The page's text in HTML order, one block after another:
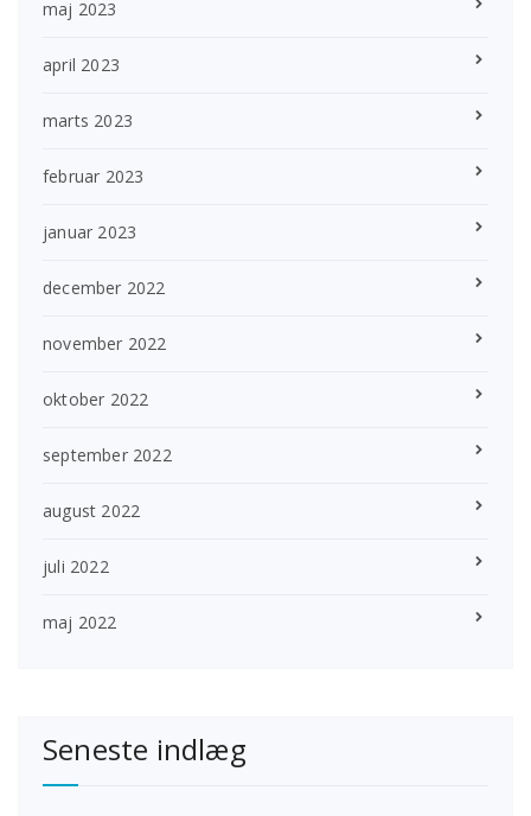
maj 2023
april 2023
marts 2023
februar 2023
januar 2023
december 2022
november 2022
oktober 2022
september 2022
august 2022
juli 2022
maj 2022
Seneste indlæg